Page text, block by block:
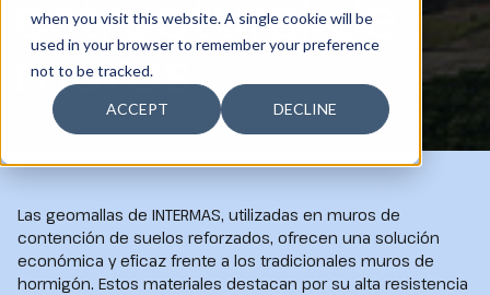
when you visit this website. A single cookie will be
used in your browser to remember your preference
not to be tracked.
ACCEPT DECLINE
estructural de
muros
Las geomallas de INTERMAS, utilizadas en muros de
contención de suelos reforzados, ofrecen una solución
económica y eficaz frente a los tradicionales muros de
hormigón. Estos materiales destacan por su alta resistencia